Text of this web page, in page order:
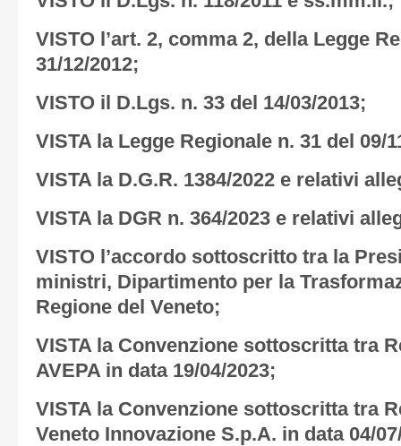
VISTO l’art. 2, comma 2, della Legge
31/12/2012;
VISTO il D.Lgs. n. 33 del 14/03/2013;
VISTA la Legge Regionale n. 31 del 09/
VISTA la D.G.R. 1384/2022 e relativi
VISTA la DGR n. 364/2023 e relativi
VISTO l’accordo sottoscritto tra la
ministri, Dipartimento per la
Regione del Veneto;
VISTA la Convenzione sottoscritta tra
AVEPA in data 19/04/2023;
VISTA la Convenzione sottoscritta tra
Veneto Innovazione S.p.A. in data 04/